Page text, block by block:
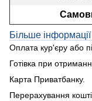
Більше
Оплата кур'єру або
Готівка при
Карта Приватбанку.
Перерахування